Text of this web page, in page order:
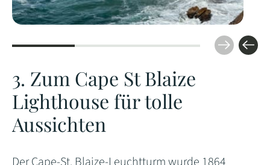
3. Zum Cape St Blaize
Lighthouse für tolle
Aussichten